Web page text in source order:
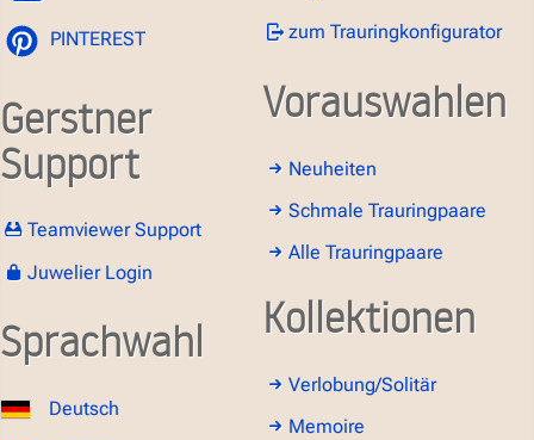
PINTEREST
Gerstner
Support
Teamviewer Support
Juwelier Login
Sprachwahl
Deutsch
zum Trauringkonfigurator
Vorauswahlen
Neuheiten
Schmale Trauringpaare
Alle Trauringpaare
Kollektionen
Verlobung/Solitär
Memoire